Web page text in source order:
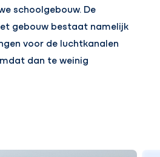
schoolgebouw. De
gebouw bestaat namelijk
voor de luchtkanalen
dan te weinig